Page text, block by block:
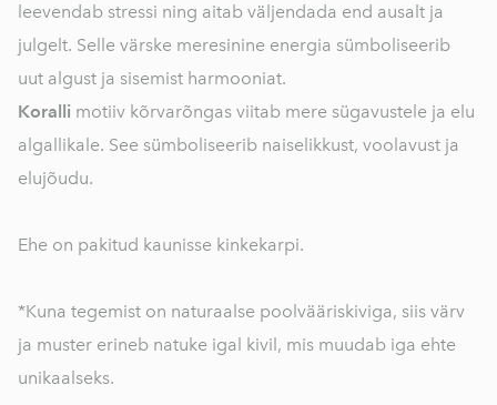
leevendab stressi ning aitab väljendada end ausalt ja
julgelt. Selle värske meresinine energia sümboliseerib
uut algust ja sisemist harmooniat.
Koralli motiiv kõrvarõngas viitab mere sügavustele ja elu
algallikale. See sümboliseerib naiselikkust, voolavust ja
elujõudu.
Ehe on pakitud kaunisse kinkekarpi.
*Kuna tegemist on naturaalse poolvääriskiviga, siis värv
ja muster erineb natuke igal kivil, mis muudab iga ehte
unikaalseks.